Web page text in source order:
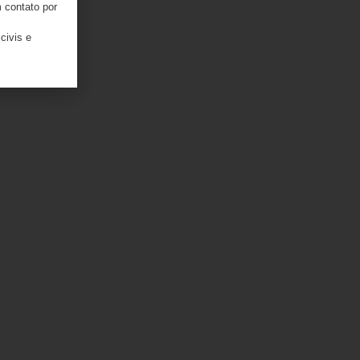
contato por
e